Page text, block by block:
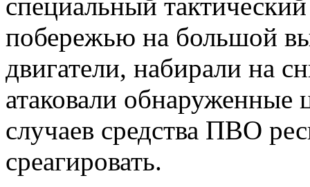
специальный
побережью на большой
двигатели, набирали на
атаковали
случаев средства ПВО
среагировать.